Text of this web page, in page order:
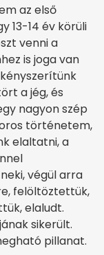
az első
13-14 év körüli
venni a
is joga van
a jég, és
nagyon szép
történetem,
elaltatni, a
végül arra
felöltöztettük,
elaludt.
sikerült.
pillanat.